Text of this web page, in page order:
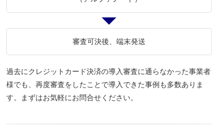
審査可決後、端末発送
過去にクレジットカード決済の導入審査に通らなかった事業者
様でも、再度審査をしたことで導入できた事例も多数ありま
す。まずはお気軽にお問合せください。